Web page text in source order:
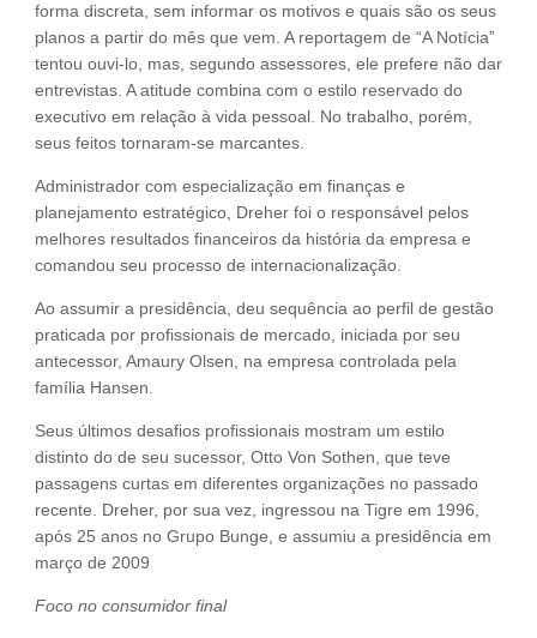
forma discreta, sem informar os motivos e quais são os seus
planos a partir do mês que vem. A reportagem de “A Notícia”
tentou ouvi-lo, mas, segundo assessores, ele prefere não dar
entrevistas. A atitude combina com o estilo reservado do
executivo em relação à vida pessoal. No trabalho, porém,
seus feitos tornaram-se marcantes.
Administrador com especialização em finanças e
planejamento estratégico, Dreher foi o responsável pelos
melhores resultados financeiros da história da empresa e
comandou seu processo de internacionalização.
Ao assumir a presidência, deu sequência ao perfil de gestão
praticada por profissionais de mercado, iniciada por seu
antecessor, Amaury Olsen, na empresa controlada pela
família Hansen.
Seus últimos desafios profissionais mostram um estilo
distinto do de seu sucessor, Otto Von Sothen, que teve
passagens curtas em diferentes organizações no passado
recente. Dreher, por sua vez, ingressou na Tigre em 1996,
após 25 anos no Grupo Bunge, e assumiu a presidência em
março de 2009
Foco no consumidor final